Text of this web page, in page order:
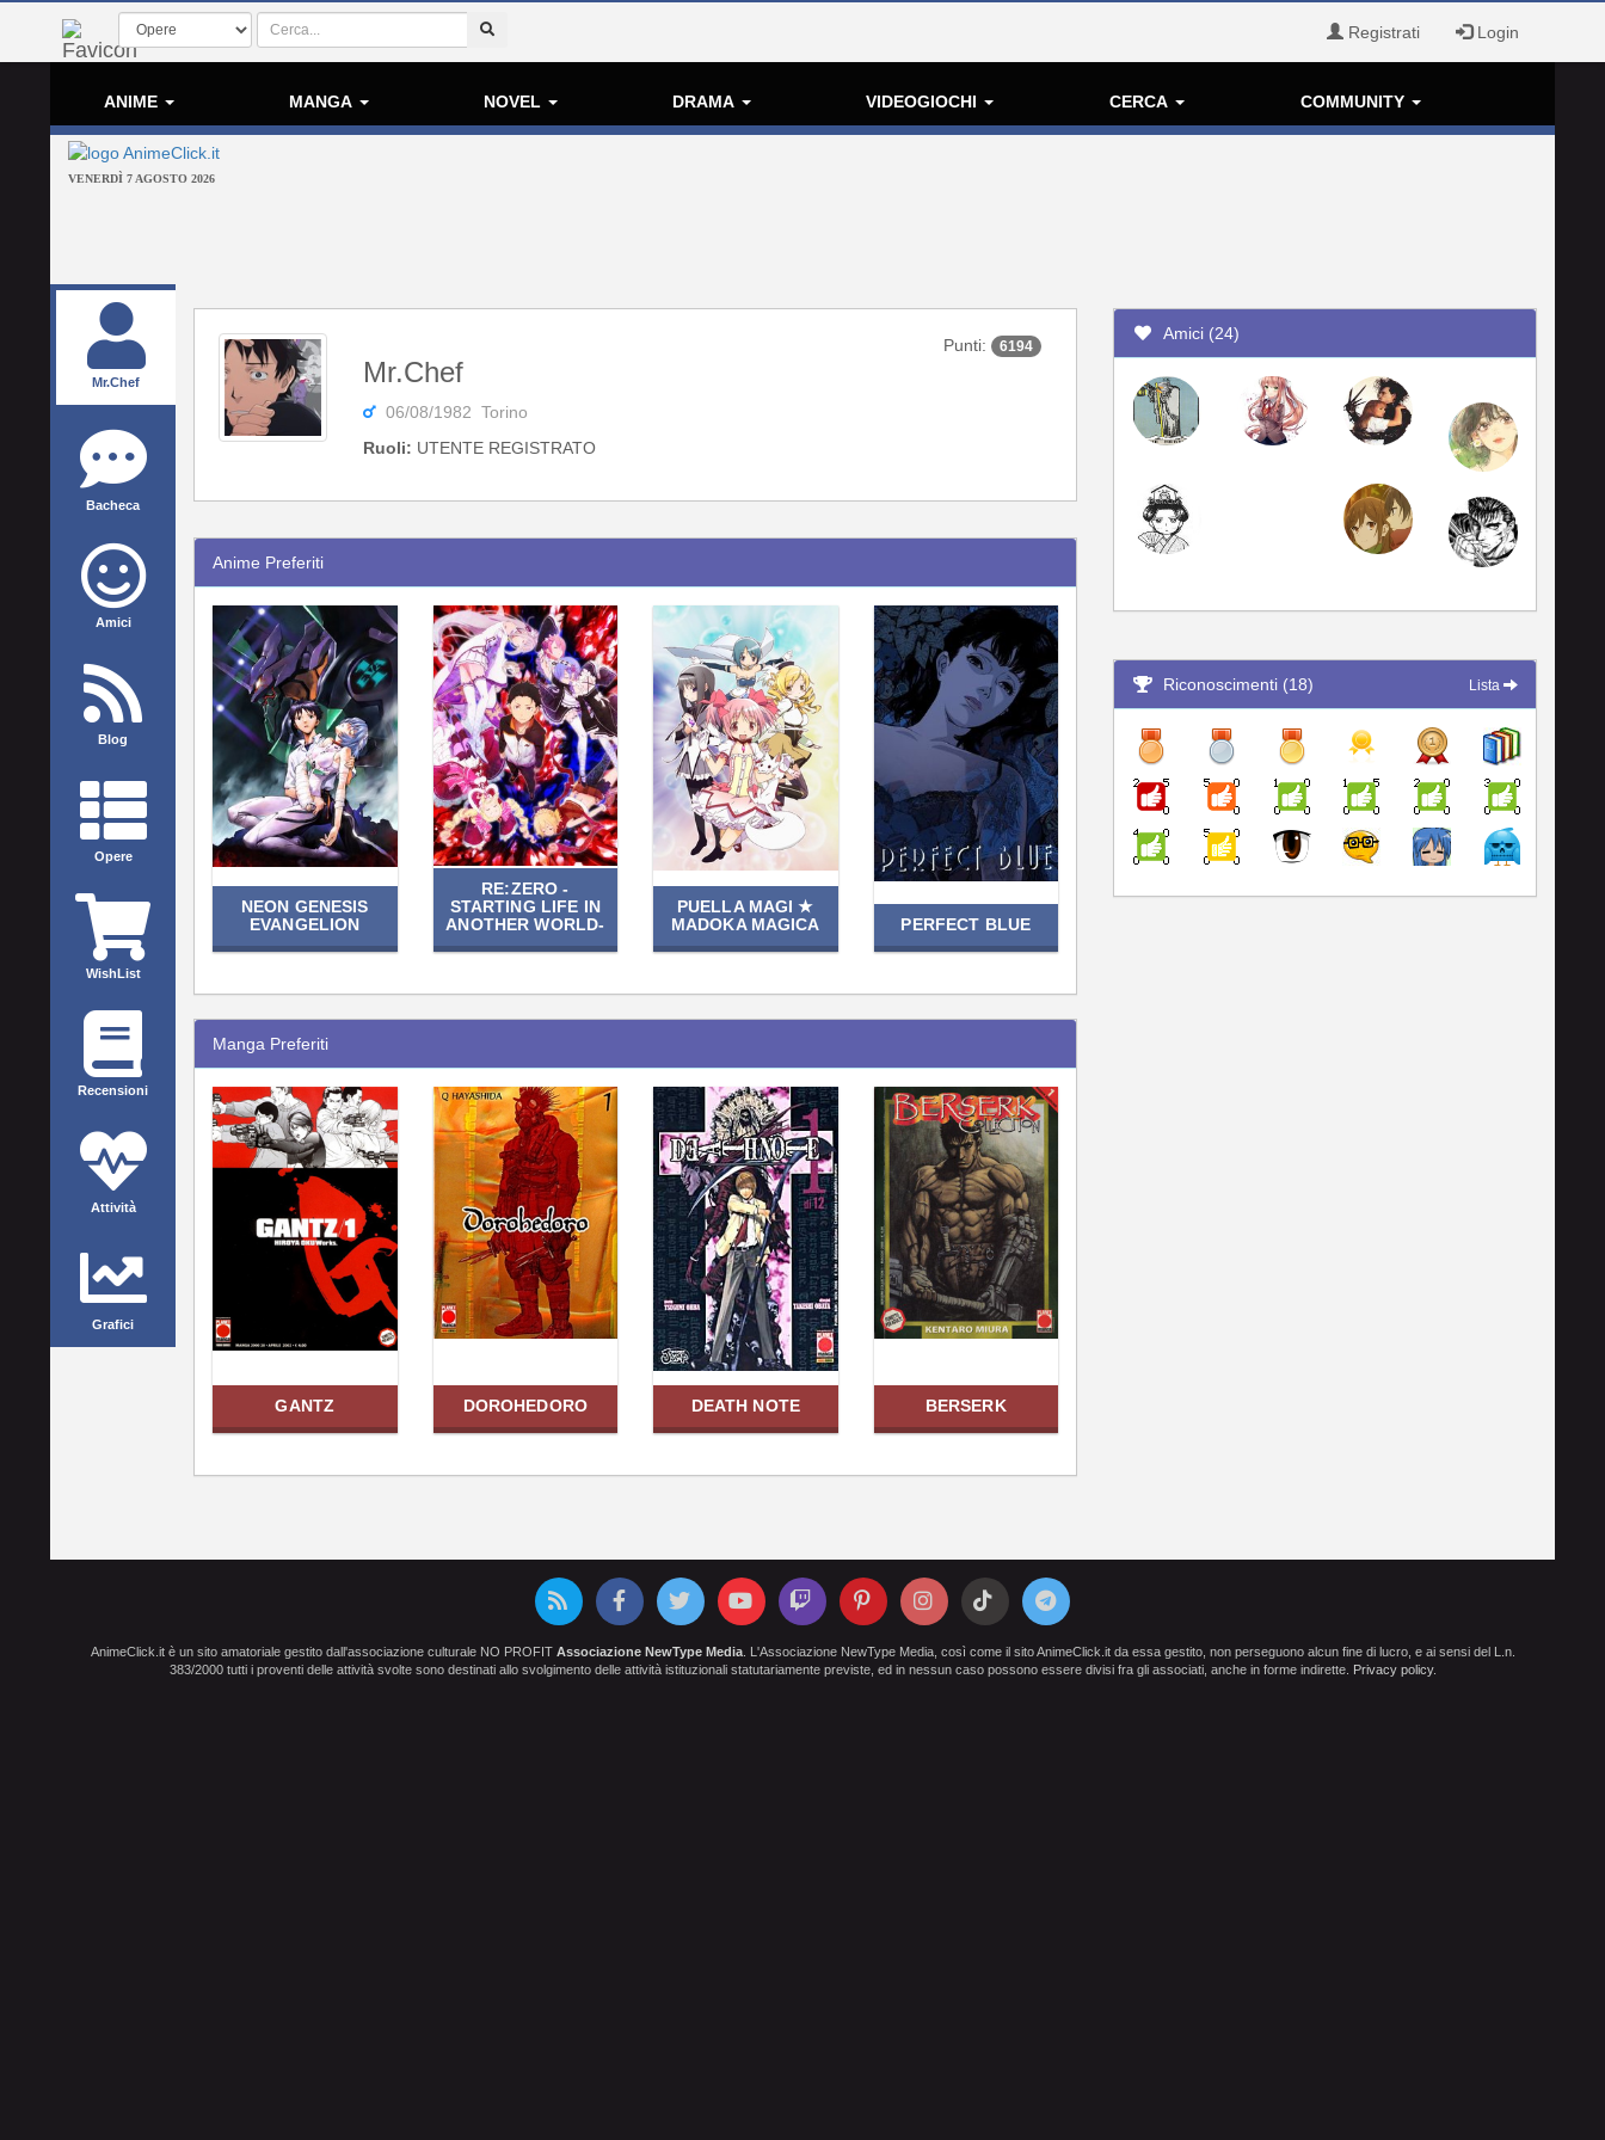
Registrati Login
ANIME MANGA NOVEL DRAMA VIDEOGIOCHI CERCA COMMUNITY
VENERDÌ 7 AGOSTO 2026
Mr.Chef
Bacheca
Amici
Blog
Opere
WishList
Recensioni
Attività
Grafici
Mr.Chef
06/08/1982 Torino
Ruoli: UTENTE REGISTRATO
Punti: 6194
Anime Preferiti
NEON GENESIS
EVANGELION
RE:ZERO -
STARTING LIFE IN
ANOTHER WORLD-
PUELLA MAGI ★
MADOKA MAGICA
PERFECT BLUE
Manga Preferiti
GANTZ DOROHEDORO DEATH NOTE BERSERK
Amici (24)
Riconoscimenti (18) Lista
AnimeClick.it è un sito amatoriale gestito dall'associazione culturale NO PROFIT Associazione NewType Media. L'Associazione NewType Media, così come il sito AnimeClick.it da essa gestito, non perseguono alcun fine di lucro, e ai sensi del L.n.
383/2000 tutti i proventi delle attività svolte sono destinati allo svolgimento delle attività istituzionali statutariamente previste, ed in nessun caso possono essere divisi fra gli associati, anche in forme indirette. Privacy policy.